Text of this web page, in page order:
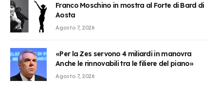
Franco Moschino in mostra al Forte di Bard di
Aosta
Agosto 7, 2026
«Per la Zes servono 4 miliardi in manovra
Anche le rinnovabili tra le filiere del piano»
Agosto 7, 2026